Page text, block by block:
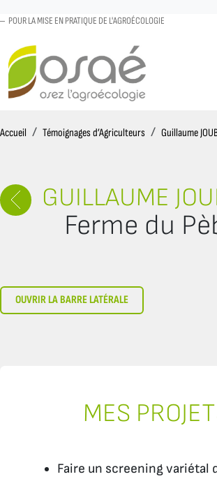
POUR LA MISE EN PRATIQUE DE L'AGROÉCOLOGIE
Accueil AccueilTémoignages d’Agriculteurs Guillaume
GUILLAUME
Ferme du
OUVRIR LA BARRE LATÉRALE
MES
Faire un screening variétal